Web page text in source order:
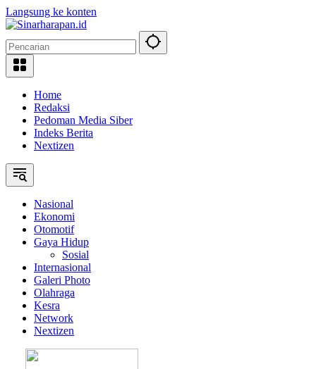
Langsung ke konten
Home
Redaksi
Pedoman Media Siber
Indeks Berita
Nextizen
Nasional
Ekonomi
Otomotif
Gaya Hidup
Sosial
Internasional
Galeri Photo
Olahraga
Kesra
Network
Nextizen